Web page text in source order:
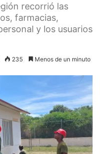
recorrió las
farmacias,
y los usuarios
235 Menos de un minuto